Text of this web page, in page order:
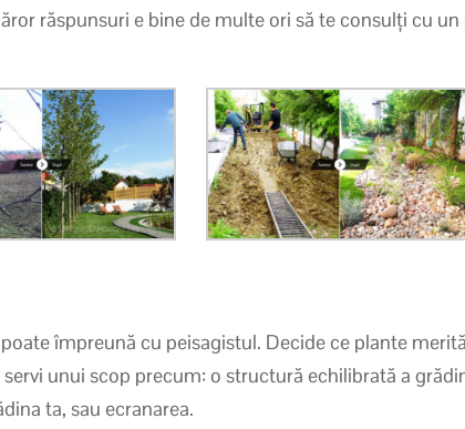
răspunsuri e bine de multe ori să te consulți cu
împreună cu peisagistul. Decide ce plante
unui scop precum: o structură echilibrată a
ta, sau ecranarea.